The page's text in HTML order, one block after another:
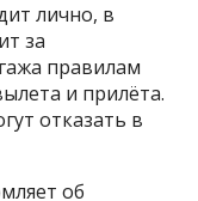
лично, в
за
правилам
и прилёта.
отказать в
об